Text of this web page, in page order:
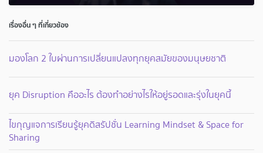
เรื่องอื่น ๆ ที่เกี่ยวข้อง
มองโลก 2 ใบผ่านการเปลี่ยนแปลงทุกยุคสมัยของมนุษยชาติ
ยุค Disruption คืออะไร ต้องทำอย่างไรให้อยู่รอดและรุ่งในยุคนี้
ไขกุญแจการเรียนรู้ยุคดิสรัปชั่น Learning Mindset & Space for
Sharing